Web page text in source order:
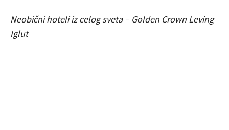
Neobični hoteli iz celog sveta – Golden Crown Leving
Iglut